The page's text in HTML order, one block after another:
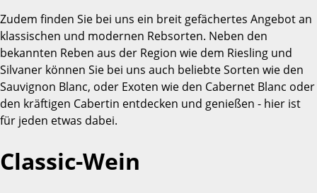
Zudem finden Sie bei uns ein breit gefächertes Angebot an
klassischen und modernen Rebsorten. Neben den
bekannten Reben aus der Region wie dem Riesling und
Silvaner können Sie bei uns auch beliebte Sorten wie den
Sauvignon Blanc, oder Exoten wie den Cabernet Blanc oder
den kräftigen Cabertin entdecken und genießen - hier ist
für jeden etwas dabei.
Classic-Wein